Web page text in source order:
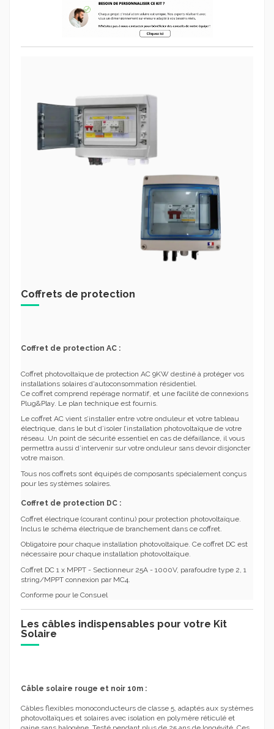
Coffrets de protection
Coffret de protection AC :
Coffret photovoltaïque de protection AC 9KW destiné à protéger vos
installations solaires d'autoconsommation résidentiel.
Ce coffret comprend repérage normatif, et une facilité de connexions
Plug&Play. Le plan technique est fournis.
Le coffret AC vient s’installer entre votre onduleur et votre tableau
électrique, dans le but d’isoler l’installation photovoltaïque de votre
réseau. Un point de sécurité essentiel en cas de défaillance, il vous
permettra aussi d’intervenir sur votre onduleur sans devoir disjoncter
votre maison.
Tous nos coffrets sont équipés de composants spécialement conçus
pour les systèmes solaires.
Coffret de protection DC :
Coffret électrique (courant continu) pour protection photovoltaïque.
Inclus le schéma électrique de branchement dans ce coffret.
Obligatoire pour chaque installation photovoltaïque. Ce coffret DC est
nécessaire pour chaque installation photovoltaïque.
Coffret DC 1 x MPPT - Sectionneur 25A - 1000V, parafoudre type 2, 1
string/MPPT connexion par MC4.
Conforme pour le Consuel
Les câbles indispensables pour votre Kit
Solaire
Câble solaire rouge et noir 10m :
Câbles flexibles monoconducteurs de classe 5, adaptés aux systèmes
photovoltaïques et solaires avec isolation en polymère réticulé et